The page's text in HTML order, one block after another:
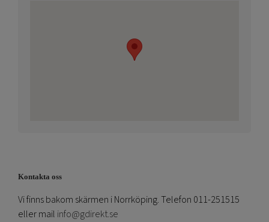
Kontakta oss
Vi finns bakom skärmen i Norrköping. Telefon 011-251515
eller mail info@gdirekt.se